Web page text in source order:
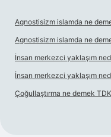
Agnostisizm islamda ne
Agnostisizm islamda ne
İnsan merkezci yaklaşım
İnsan merkezci yaklaşım
Çoğullaştırma ne demek TDK